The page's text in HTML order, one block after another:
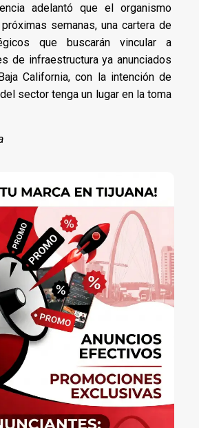
adelantó que el organismo
semanas, una cartera de
que buscarán vincular a
de infraestructura ya anunciados
California, con la intención de
sector tenga un lugar en la toma